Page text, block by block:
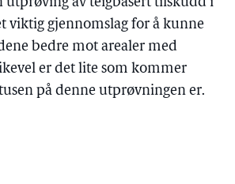
viktig gjennomslag for å kunne
bedre mot arealer med
er det lite som kommer
på denne utprøvningen er.